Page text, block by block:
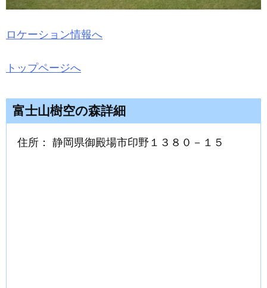
ロケーション情報へ
トップページへ
富士山樹空の森詳細
住所： 静岡県御殿場市印野１３８０－１５